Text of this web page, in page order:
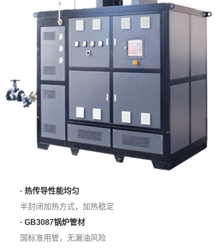
· 热传导性能均匀
半封闭加热方式，加热稳定
· GB3087锅炉管材
国标准用管，无漏油风险